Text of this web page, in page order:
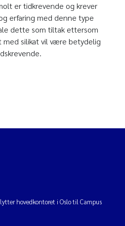
er tidkrevende og krever
erfaring med denne type
dette som tiltak ettersom
silikat vil være betydelig
hovedkontoret i Oslo til Campus